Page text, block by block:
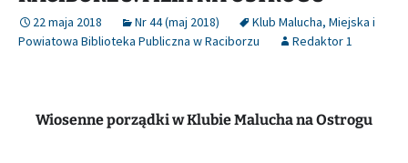
22 maja 2018 Nr 44 (maj 2018) Klub Malucha, Miejska i
Powiatowa Biblioteka Publiczna w Raciborzu
Redaktor 1
Wiosenne porządki w Klubie Malucha na Ostrogu